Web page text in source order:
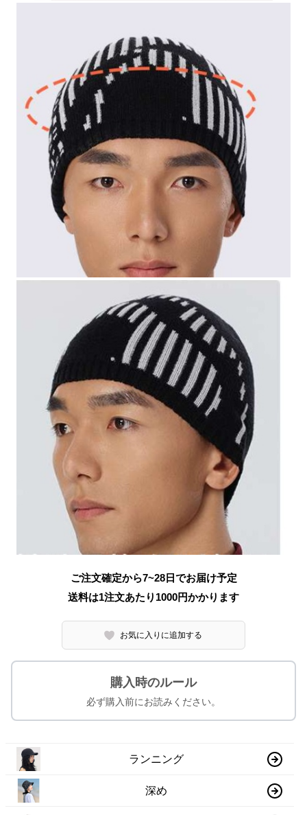
ご注文確定から7~28日でお届け予定
送料は1注文あたり 1000円かかります
お気に入りに追加する
購入時のルール
必ず購入前にお読みください。
ランニング
深め